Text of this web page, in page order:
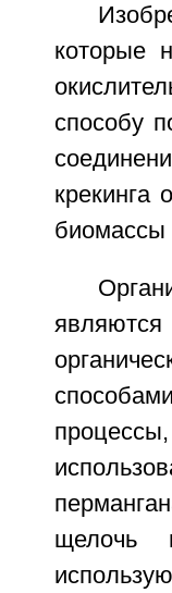
которые
способу
крекинга
биомассы
щелочь